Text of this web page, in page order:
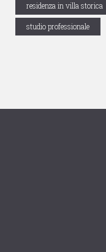
residenza in villa storica
studio professionale